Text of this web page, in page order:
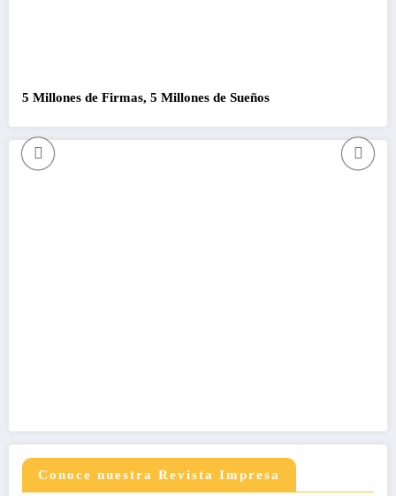
5 Millones de Firmas, 5 Millones de Sueños
Conoce nuestra Revista Impresa